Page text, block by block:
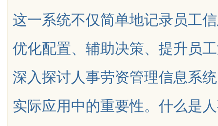
这一系统不仅简单地记录员工
优化配置、辅助决策、提升员
深入探讨人事劳资管理信息系
实际应用中的重要性。什么是